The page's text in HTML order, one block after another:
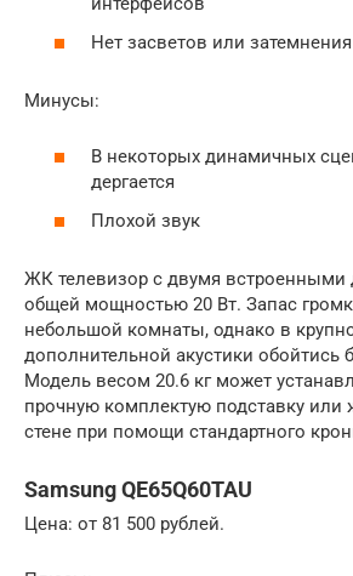
Нет засветов или
Минусы:
В некоторых динамичных
дергается
Плохой звук
ЖК телевизор с двумя встроенными
общей мощностью 20 Вт. Запас
небольшой комнаты, однако в
дополнительной акустики обойтись
Модель весом 20.6 кг может
прочную комплектую подставку или
стене при помощи стандартного
Samsung QE65Q60TAU
Цена: от 81 500 рублей.